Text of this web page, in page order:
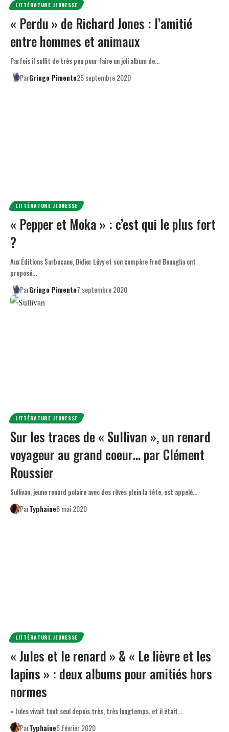
LITTÉRATURE JEUNESSE
« Perdu » de Richard Jones : l’amitié
entre hommes et animaux
Parfois il suffit de très peu pour faire un joli album de…
ParGringo Pimento25 septembre 2020
LITTÉRATURE JEUNESSE
« Pepper et Moka » : c’est qui le plus fort
?
Aux Éditions Sarbacane, Didier Lévy et son compère Fred Benaglia ont
proposé…
ParGringo Pimento7 septembre 2020
LITTÉRATURE JEUNESSE
Sur les traces de « Sullivan », un renard
voyageur au grand coeur… par Clément
Roussier
Sullivan, jeune renard polaire avec des rêves plein la tête, est appelé…
ParTyphaine6 mai 2020
LITTÉRATURE JEUNESSE
« Jules et le renard » & « Le lièvre et les
lapins » : deux albums pour amitiés hors
normes
« Jules vivait tout seul depuis très, très longtemps, et il était…
ParTyphaine5 février 2020